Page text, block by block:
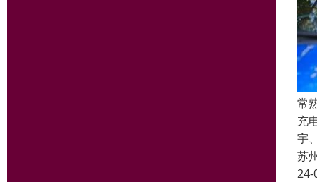
常
充
宇
苏
24-